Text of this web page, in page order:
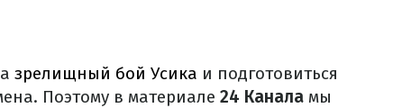
зрелищный бой Усика и подготовиться
Поэтому в материале 24 Канала мы